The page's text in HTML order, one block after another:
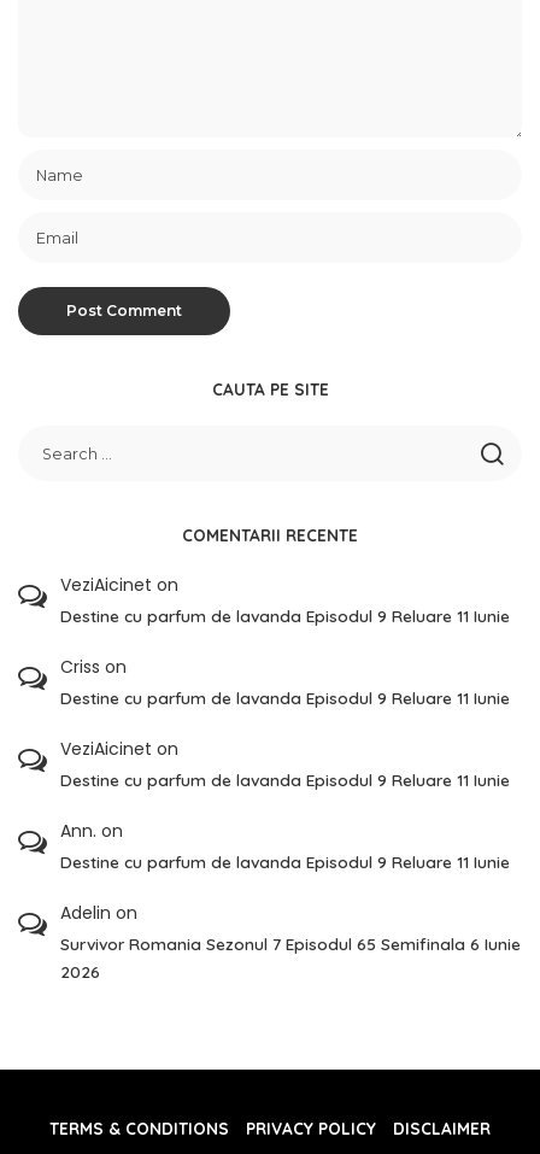
CAUTA PE SITE
COMENTARII RECENTE
VeziAicinet on
Destine cu parfum de lavanda Episodul 9 Reluare 11 Iunie
Criss on
Destine cu parfum de lavanda Episodul 9 Reluare 11 Iunie
VeziAicinet on
Destine cu parfum de lavanda Episodul 9 Reluare 11 Iunie
Ann. on
Destine cu parfum de lavanda Episodul 9 Reluare 11 Iunie
Adelin on
Survivor Romania Sezonul 7 Episodul 65 Semifinala 6 Iunie
2026
TERMS & CONDITIONS PRIVACY POLICY
DISCLAIMER